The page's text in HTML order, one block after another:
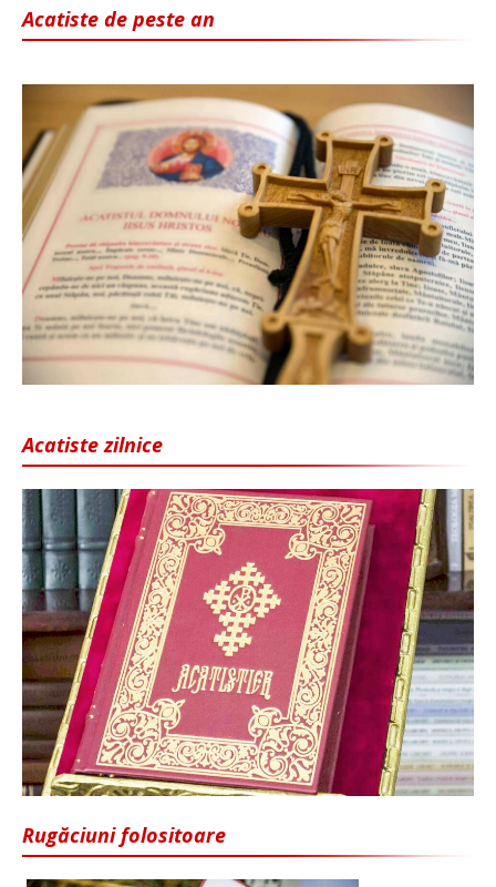
Acatiste de peste an
Acatiste zilnice
Rugăciuni folositoare